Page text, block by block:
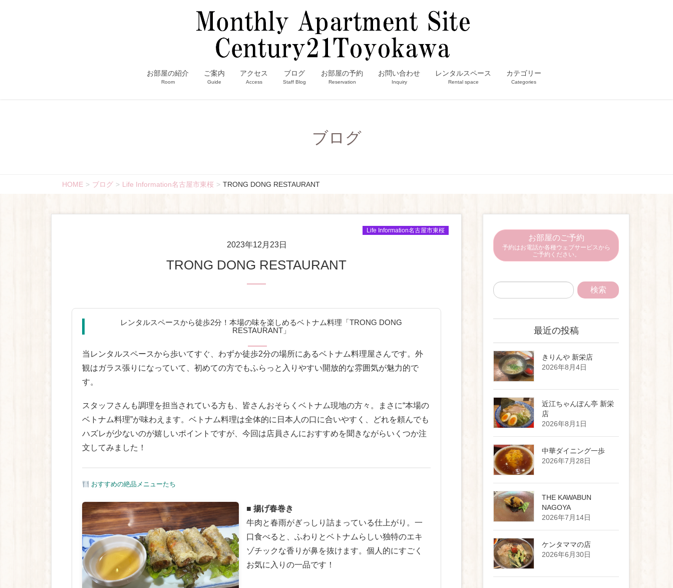
お部屋の紹介
Room
ご案内
Guide
アクセス
Access
ブログ
Staff Blog
お部屋の予約
Reservation
お問い合わせ
Inquiry
レンタルスペース
Rental space
カテゴリー
Categories
ブログ
HOME ブログ Life Information名古屋市東桜 TRONG DONG RESTAURANT
2023年12月23日
Life Information名古屋市東桜
TRONG DONG RESTAURANT
レンタルスペースから徒歩2分！本場の味を楽しめるベトナム料理「TRONG DONG
RESTAURANT」
当レンタルスペースから歩いてすぐ、わずか徒歩2分の場所にあるベトナム料理屋さんです。外
観はガラス張りになっていて、初めての方でもふらっと入りやすい開放的な雰囲気が魅力的で
す。
スタッフさんも調理を担当されている方も、皆さんおそらくベトナム現地の方々。まさに“本場の
ベトナム料理”が味わえます。ベトナム料理は全体的に日本人の口に合いやすく、どれを頼んでも
ハズレが少ないのが嬉しいポイントですが、今回は店員さんにおすすめを聞きながらいくつか注
文してみました！
おすすめの絶品メニューたち
■ 揚げ春巻き
牛肉と春雨がぎっしり詰まっている仕上がり。一
口食べると、ふわりとベトナムらしい独特のエキ
ゾチックな香りが鼻を抜けます。個人的にすごく
お気に入りの一品です！
お部屋のご予約
予約はお電話か各種ウェブサービスから
ご予約ください。
最近の投稿
きりんや 新栄店
2026年8月4日
近江ちゃんぽん亭 新栄
店
2026年8月1日
中華ダイニング一歩
2026年7月28日
THE KAWABUN
NAGOYA
2026年7月14日
ケンタママの店
2026年6月30日